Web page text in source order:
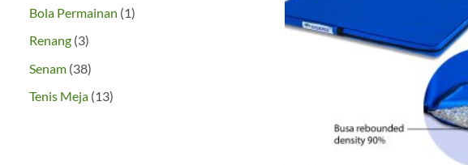
Produk
Bola Permainan 11
Renang 33
Produk
Senam 3838
Produk
Tenis Meja 1313